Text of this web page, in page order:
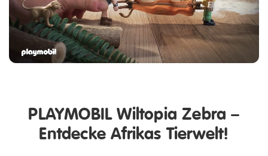
PLAYMOBIL Wiltopia Zebra –
Entdecke Afrikas Tierwelt!